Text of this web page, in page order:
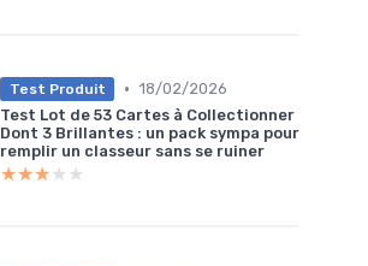
Test Produit • 18/02/2026
Test Lot de 53 Cartes à Collectionner
Dont 3 Brillantes : un pack sympa pour
remplir un classeur sans se ruiner
★★★★★
★★★★★